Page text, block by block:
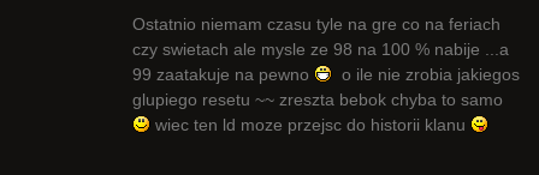
Ostatnio niemam czasu tyle na gre co na feriach
czy swietach ale mysle ze 98 na 100 % nabije ...a
99 zaatakuje na pewno
o ile nie zrobia jakiegos
glupiego resetu ~~ zreszta bebok chyba to samo
wiec ten ld moze przejsc do historii klanu